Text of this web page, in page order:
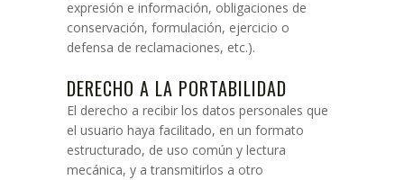
expresión e información, obligaciones de
conservación, formulación, ejercicio o
defensa de reclamaciones, etc.).
DERECHO A LA PORTABILIDAD
El derecho a recibir los datos personales que
el usuario haya facilitado, en un formato
estructurado, de uso común y lectura
mecánica, y a transmitirlos a otro